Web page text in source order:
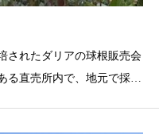
されたダリアの球根販売会
直売所内で、地元で採れ